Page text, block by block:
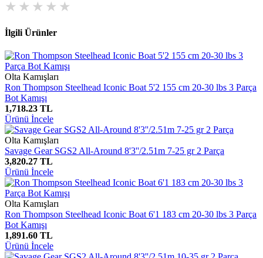
İlgili Ürünler
Olta Kamışları
Ron Thompson Steelhead Iconic Boat 5'2 155 cm 20-30 lbs 3 Parça
Bot Kamışı
1,718.23 TL
Ürünü İncele
Olta Kamışları
Savage Gear SGS2 All-Around 8'3''/2.51m 7-25 gr 2 Parça
3,820.27 TL
Ürünü İncele
Olta Kamışları
Ron Thompson Steelhead Iconic Boat 6'1 183 cm 20-30 lbs 3 Parça
Bot Kamışı
1,891.60 TL
Ürünü İncele